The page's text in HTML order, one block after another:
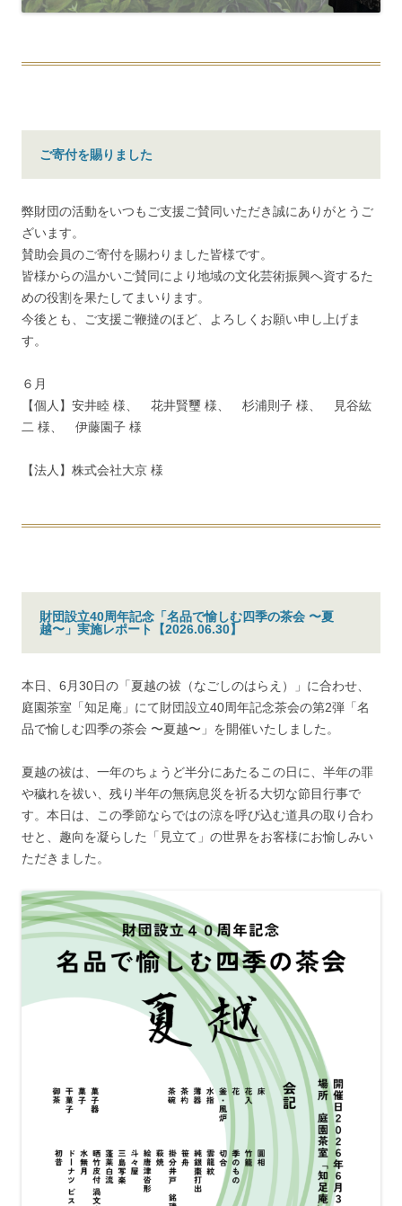
ご寄付を賜りました
弊財団の活動をいつもご支援ご賛同いただき誠にありがとうご
ざいます。
賛助会員のご寄付を賜わりました皆様です。
皆様からの温かいご賛同により地域の文化芸術振興へ資するた
めの役割を果たしてまいります。
今後とも、ご支援ご鞭撻のほど、よろしくお願い申し上げま
す。
６月
【個人】安井睦 様、 花井賢璽 様、 杉浦則子 様、 見谷紘
二 様、 伊藤園子 様
【法人】株式会社大京 様
財団設立40周年記念「名品で愉しむ四季の茶会 〜夏
越〜」実施レポート【2026.06.30】
本日、6月30日の「夏越の祓（なごしのはらえ）」に合わせ、
庭園茶室「知足庵」にて財団設立40周年記念茶会の第2弾「名
品で愉しむ四季の茶会 〜夏越〜」を開催いたしました。
夏越の祓は、一年のちょうど半分にあたるこの日に、半年の罪
や穢れを祓い、残り半年の無病息災を祈る大切な節目行事で
す。本日は、この季節ならではの涼を呼び込む道具の取り合わ
せと、趣向を凝らした「見立て」の世界をお客様にお愉しみい
ただきました。